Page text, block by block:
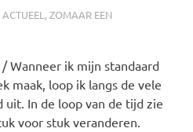
ACTUEEL ,ZOMAAR EEN
/ Wanneer ik mijn standaard
maak, loop ik langs de vele
uit. In de loop van de tijd zie
voor stuk veranderen.